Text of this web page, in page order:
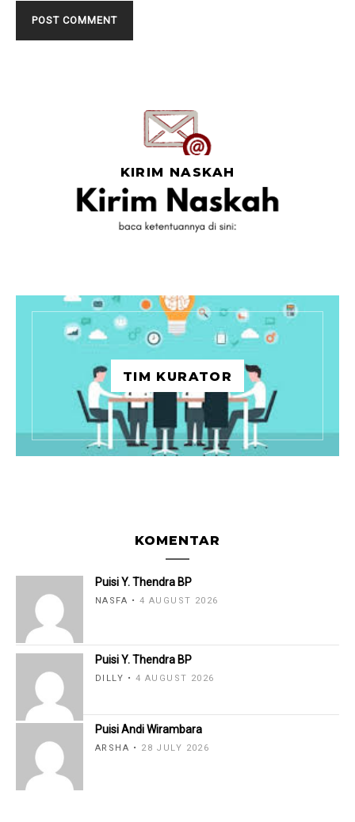
KIRIM NASKAH
TIM KURATOR
KOMENTAR
Puisi Y. Thendra BP
NASFA 4 AUGUST 2026
Puisi Y. Thendra BP
DILLY 4 AUGUST 2026
Puisi Andi Wirambara
ARSHA 28 JULY 2026